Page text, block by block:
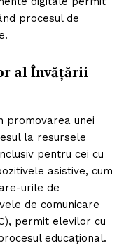
procesul de
al Învățării
promovarea unei
la resursele
pentru cei cu
asistive, cum
urile de
de comunicare
permit elevilor cu
educațional.